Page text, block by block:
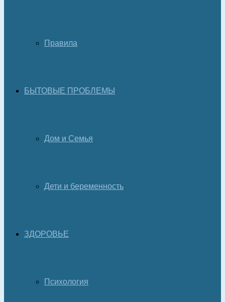
Правила
БЫТОВЫЕ ПРОБЛЕМЫ
Дом и Семья
Дети и беременность
ЗДОРОВЬЕ
Психология